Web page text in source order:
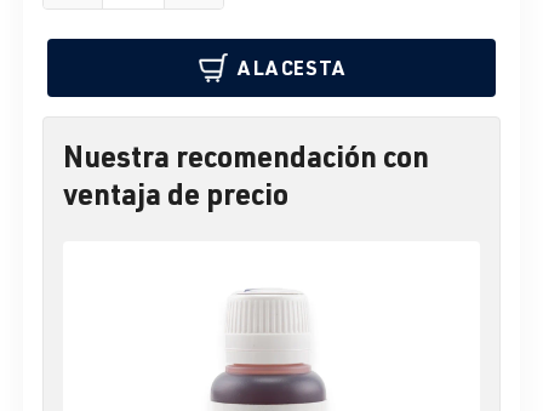
A LA CESTA
Nuestra recomendación con
ventaja de precio